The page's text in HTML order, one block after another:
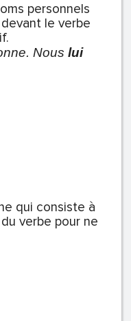
personnels
le verbe
Nous lui
qui consiste à
verbe pour ne